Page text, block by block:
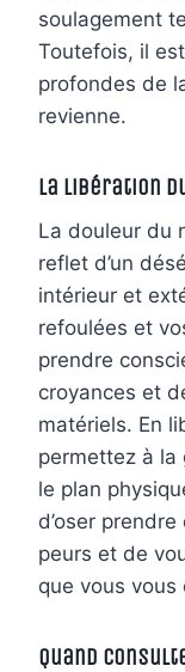
soulagement
Toutefois, il
profondes de
revienne.
La Libération
La douleur du
reflet d’un
intérieur et
refoulées et
prendre
croyances et
matériels. En
permettez à la
le plan
d’oser
peurs et de
que vous vous
Quand